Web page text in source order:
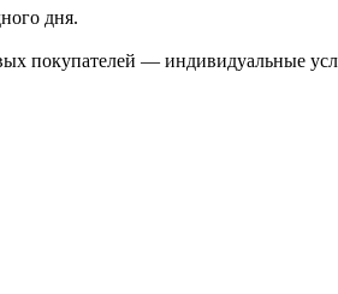
дня.
покупателей — индивидуальные